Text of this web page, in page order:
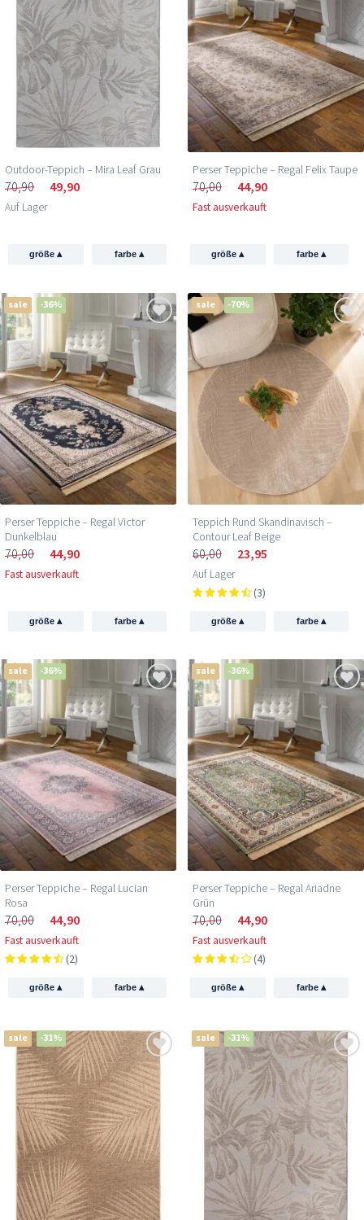
Outdoor-Teppich – Mira Leaf Grau
70,90 49,90
Auf Lager
größe▴ farbe ▴
Perser Teppiche – Regal Felix Taupe
70,00 44,90
Fast ausverkauft
größe▴ farbe ▴
sale -36%
Perser Teppiche – Regal Victor
Dunkelblau
70,00 44,90
Fast ausverkauft
größe▴ farbe ▴
sale -70%
Teppich Rund Skandinavisch –
Contour Leaf Beige
60,00 23,95
Auf Lager
(3)
größe▴ farbe ▴
sale -36%
Perser Teppiche – Regal Lucian
Rosa
70,00 44,90
Fast ausverkauft
(2)
größe▴ farbe ▴
sale -36%
Perser Teppiche – Regal Ariadne
Grün
70,00 44,90
Fast ausverkauft
(4)
größe▴ farbe ▴
sale -31% sale -31%